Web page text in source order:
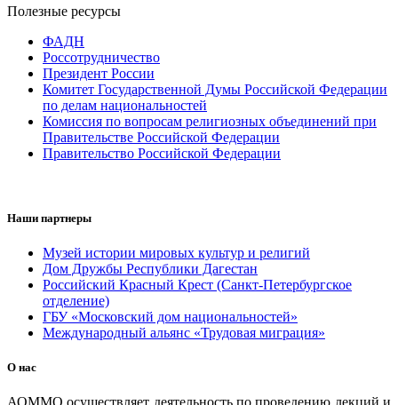
Полезные ресурсы
ФАДН
Россотрудничество
Президент России
Комитет Государственной Думы Российской Федерации
по делам национальностей
Комиссия по вопросам религиозных объединений при
Правительстве Российской Федерации
Правительство Российской Федерации
Наши партнеры
Музей истории мировых культур и религий
Дом Дружбы Республики Дагестан
Российский Красный Крест (Санкт-Петербургское
отделение)
ГБУ «Московский дом национальностей»
Международный альянс «Трудовая миграция»
О нас